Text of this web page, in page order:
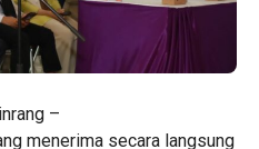
–
menerima secara langsung